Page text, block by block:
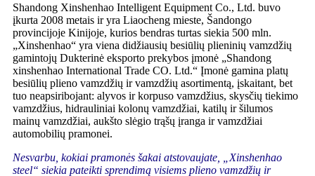
Shandong Xinshenhao Intelligent Equipment Co., Ltd. buvo
įkurta 2008 metais ir yra Liaocheng mieste, Šandongo
provincijoje Kinijoje, kurios bendras turtas siekia 500 mln.
„Xinshenhao“ yra viena didžiausių besiūlių plieninių vamzdžių
gamintojų Dukterinė eksporto prekybos įmonė „Shandong
xinshenhao International Trade CO. Ltd.“ Įmonė gamina platų
besiūlių plieno vamzdžių ir vamzdžių asortimentą, įskaitant, bet
tuo neapsiribojant: alyvos ir korpuso vamzdžius, skysčių tiekimo
vamzdžius, hidrauliniai kolonų vamzdžiai, katilų ir šilumos
mainų vamzdžiai, aukšto slėgio trąšų įranga ir vamzdžiai
automobilių pramonei.
Nesvarbu, kokiai pramonės šakai atstovaujate, „Xinshenhao
steel“ siekia pateikti sprendimą visiems plieno vamzdžių ir